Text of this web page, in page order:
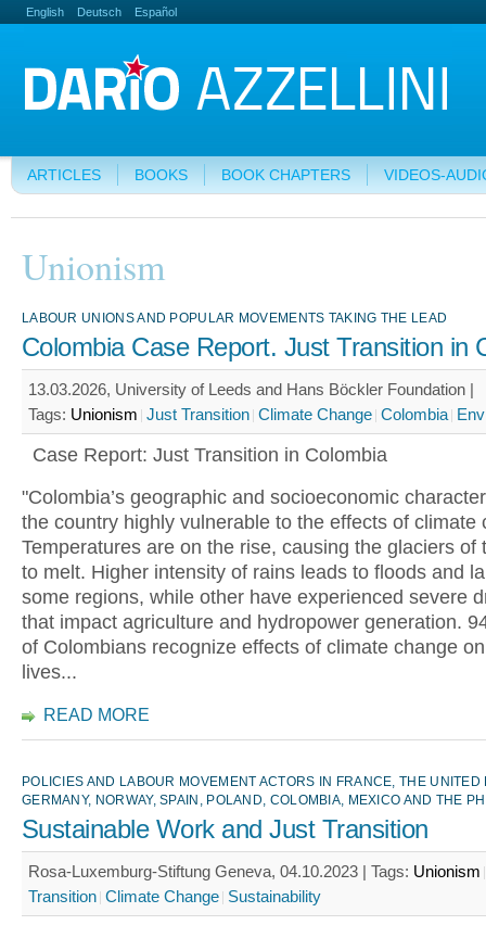
English Deutsch Español
ARTICLES BOOKS BOOK CHAPTERS VIDEOS-
Unionism
LABOUR UNIONS AND POPULAR MOVEMENTS TAKING THE LEAD
Colombia Case Report. Just Transition in
13.03.2026, University of Leeds and Hans Böckler Foundation |
Tags: Unionism Just Transition Climate Change Colombia
Case Report: Just Transition in Colombia
"Colombia’s geographic and socioeconomic
the country highly vulnerable to the effects of climate
Temperatures are on the rise, causing the glaciers of
to melt. Higher intensity of rains leads to floods and
some regions, while other have experienced severe
that impact agriculture and hydropower generation.
of Colombians recognize effects of climate change
lives...
READ MORE
POLICIES AND LABOUR MOVEMENT ACTORS IN FRANCE, THE UNITED
GERMANY, NORWAY, SPAIN, POLAND, COLOMBIA, MEXICO AND THE
Sustainable Work and Just Transition
Rosa-Luxemburg-Stiftung Geneva, 04.10.2023 | Tags: Unionism
Transition Climate Change Sustainability